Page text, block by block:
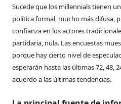
Sucede que los millennials tienen
política formal, mucho más difusa,
confianza en los actores
partidaria, nula. Las encuestas
porque hay cierto nivel de
esperarán hasta las últimas 72, 48,
acuerdo a las últimas tendencias.